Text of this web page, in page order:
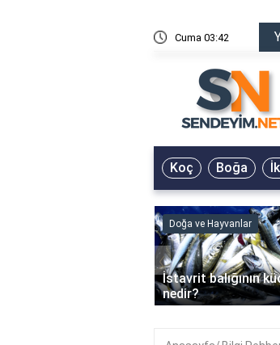
Cuma 03:42
Koç Boğa
Doğa ve Hayvanlar
İstavrit balığının
nedir?
‹